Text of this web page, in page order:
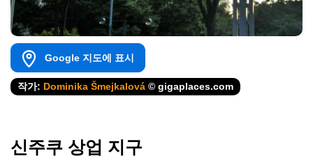
Google 지도에 표시
작가: Dominika Šmejkalová © gigaplaces.com
신주쿠 상업 지구